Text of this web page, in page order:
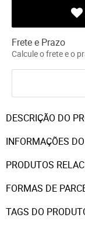
Frete e Prazo
Calcule o frete e o
DESCRIÇÃO DO
INFORMAÇÕES
PRODUTOS
FORMAS DE
TAGS DO